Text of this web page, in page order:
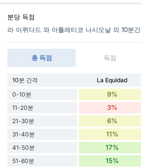
분당 득점
라 이퀴다드 와 아틀레티코 나시오날 의 10분
총 득점 득점
10분 간격 La Equidad
0-10분
9%
11-20분 3%
21-30분 6%
31-40분 11%
41-50분 17%
51-60분 15%